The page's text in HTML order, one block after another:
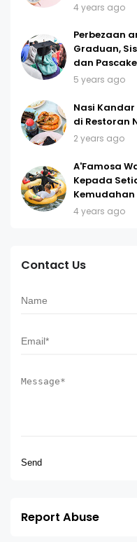
4 years ago
Perbezaan
Graduan,
dan
5 years ago
Nasi
di Restoran
2 years ago
A'Famosa
Kepada
Kemudahan
4 years ago
Contact Us
Report Abuse